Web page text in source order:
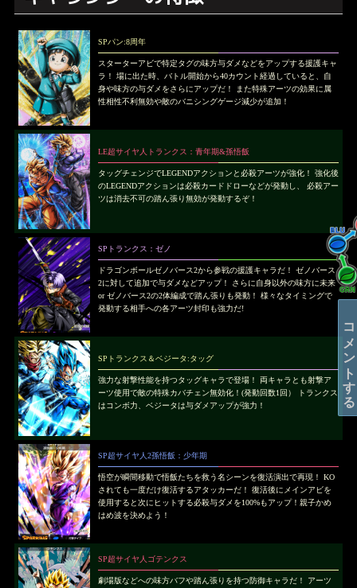
SPパン:8周年
スターターアビで特定タグの味方与ダメなどをアップする援護キャ
ラ！ 場に出た時、バトル開始から40カウント経過していると、自
身や味方の与ダメをさらにアップだ！ また特殊アーツの効果に属
性相性不利無効や敵のバニシングゲージ減少が追加！
LE超サイヤ人トランクス：青年期&孫悟飯
タッグチェンジでLEGENDアクションと必殺アーツが強化！ 強化後
のLEGENDアクションは必殺カードドローなどが発動し、 必殺アー
ツは消去不可の踏ん張り無効が発動するぞ！
SPトランクス：ゼノ
ドラゴンボールゼノバース2から参戦の援護キャラだ！ ゼノバース
2に対して追加で与ダメなどアップ！ さらに自身以外の味方に未来
or ゼノバース2の2体編成で踏ん張りも発動！ 様々なタイミングで
発動する相手への各アーツ封印も強力だ!
SPトランクス＆ベジータ:タッグ
強力な射撃性能を持つタッグキャラで登場！ 両キャラとも射撃ア
ーツ使用で敵の特殊カバチェン無効化！(発動回数1回） トランクス
はコンボ力、ベジータは与ダメアップが強力！
SP超サイヤ人2孫悟飯：少年期
悟空が瞬間移動で悟飯たちを救う名シーンを復活演出で再現！ KO
されても一度だけ復活するアタッカーだ！ 復活後にメインアビを
使用すると次にヒットする必殺与ダメを100%もアップ！親子かめ
はめ波を決めよう！
SP超サイヤ人ゴテンクス
劇場版などへの味方バフや踏ん張りを持つ防御キャラだ！ アーツ
コメントする